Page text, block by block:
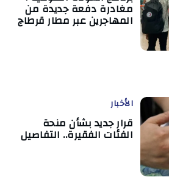
مغادرة دفعة جديدة من
المهاجرين عبر مطار قرطاج
الأخبار
قرار جديد بشأن منحة
الفئات الفقيرة.. التفاصيل